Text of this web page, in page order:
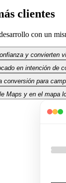
clientes
con un
y convierten
en intención de
conversión para
Maps y en el mapa